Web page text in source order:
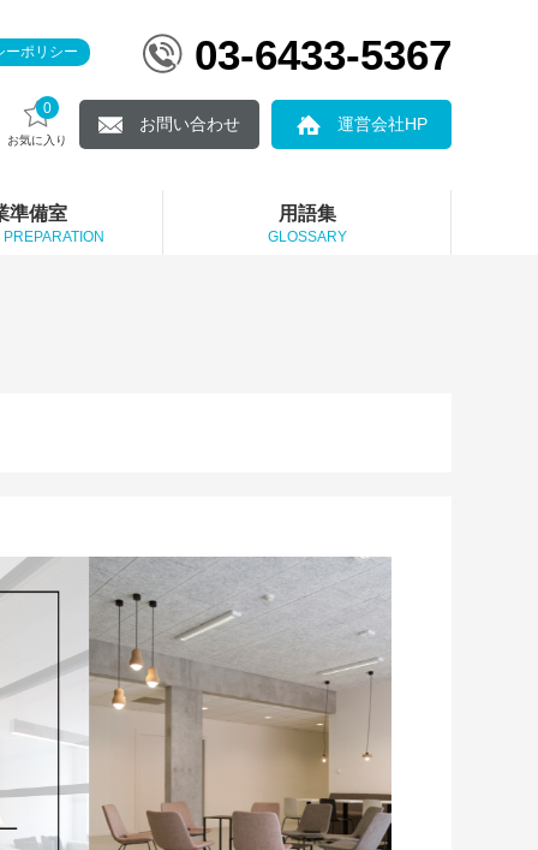
ーポリシー 03-6433-5367
0
お気に入り
お問い合わせ 運営会社HP
準備室 用語集
GLOSSARY